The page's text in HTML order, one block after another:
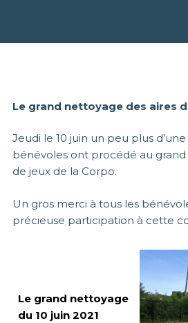
Le grand nettoyage des aires
Jeudi le 10 juin un peu plus
bénévoles ont procédé au
de jeux de la Corpo.
Un gros merci à tous les
précieuse participation à cette
Le grand nettoyage
du 10 juin 2021